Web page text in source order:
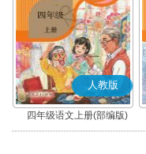
人教版
四年级语文上册(部编版)